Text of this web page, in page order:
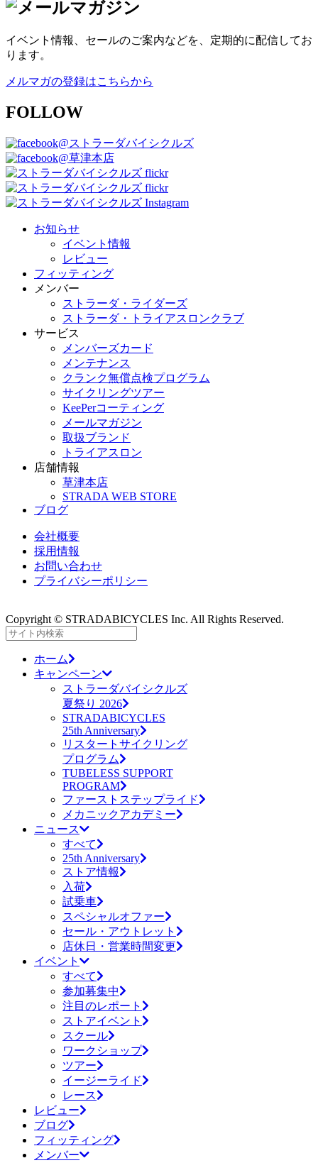
イベント情報、セールのご案内などを、定期的に配信してお
ります。
メルマガの登録はこちらから
FOLLOW
@ストラーダバイシクルズ
@草津本店
お知らせ
イベント情報
レビュー
フィッティング
メンバー
ストラーダ・ライダーズ
ストラーダ・トライアスロンクラブ
サービス
メンバーズカード
メンテナンス
クランク無償点検プログラム
サイクリングツアー
KeePerコーティング
メールマガジン
取扱ブランド
トライアスロン
店舗情報
草津本店
STRADA WEB STORE
ブログ
会社概要
採用情報
お問い合わせ
プライバシーポリシー
Copyright © STRADABICYCLES Inc. All Rights Reserved.
ホーム
キャンペーン
ストラーダバイシクルズ
夏祭り 2026
STRADABICYCLES
25th Anniversary
リスタートサイクリング
プログラム
TUBELESS SUPPORT
PROGRAM
ファーストステップライド
メカニックアカデミー
ニュース
すべて
25th Anniversary
ストア情報
入荷
試乗車
スペシャルオファー
セール・アウトレット
店休日・営業時間変更
イベント
すべて
参加募集中
注目のレポート
ストアイベント
スクール
ワークショップ
ツアー
イージーライド
レース
レビュー
ブログ
フィッティング
メンバー